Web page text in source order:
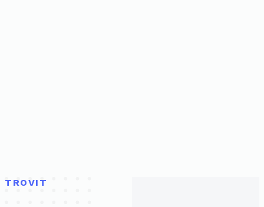
TROVIT